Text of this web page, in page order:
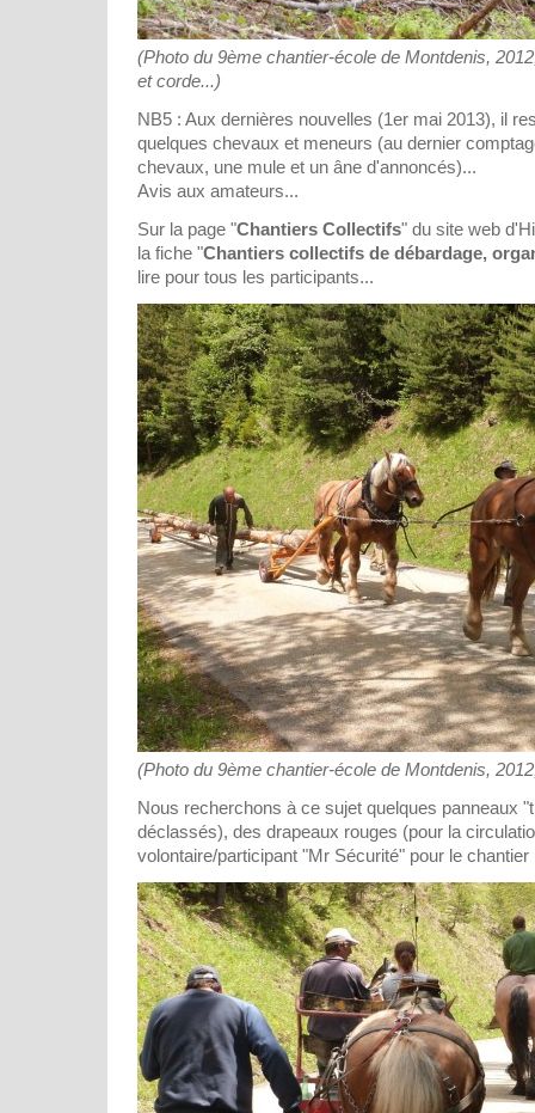
(Photo du 9ème chantier-école de Montdenis,
et corde...)
NB5 : Aux dernières nouvelles (1er mai 2013), il
quelques chevaux et meneurs (au dernier
chevaux, une mule et un âne d'annoncés)...
Avis aux amateurs...
Sur la page "Chantiers Collectifs" du site web
la fiche "Chantiers collectifs de débardage,
lire pour tous les participants...
(Photo du 9ème chantier-école de Montdenis,
Nous recherchons à ce sujet quelques panneaux
déclassés), des drapeaux rouges (pour la
volontaire/participant "Mr Sécurité" pour le chantier